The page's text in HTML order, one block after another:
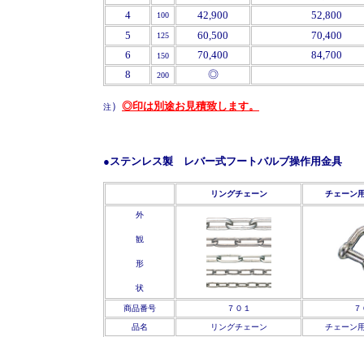
4
100 42,900
52,800
5
125 60,500
70,400
6
150 70,400
84,700
8
200 ◎
注） ◎印は別途お見積致します。
●ステンレス製 レバー式フートバルブ操作用金具
リングチェーン チェーン
外
観
形
状
商品番号 ７０１ ７
品名 リングチェーン チェーン